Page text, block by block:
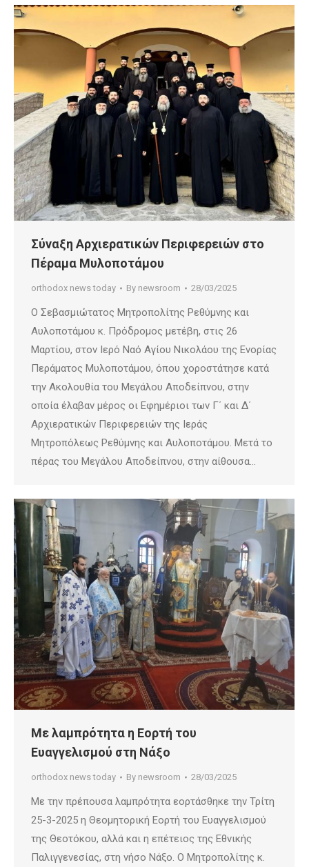
Σύναξη Αρχιερατικών Περιφερειών στο
Πέραμα Μυλοποτάμου
orthodox news today By newsroom 28/03/2025
Ο Σεβασμιώτατος Μητροπολίτης Ρεθύμνης και
Αυλοποτάμου κ. Πρόδρομος μετέβη, στις 26
Μαρτίου, στον Ιερό Ναό Αγίου Νικολάου της Ενορίας
Περάματος Μυλοποτάμου, όπου χοροστάτησε κατά
την Ακολουθία του Μεγάλου Αποδείπνου, στην
οποία έλαβαν μέρος οι Εφημέριοι των Γ΄ και Δ΄
Αρχιερατικών Περιφερειών της Ιεράς
Μητροπόλεως Ρεθύμνης και Αυλοποτάμου. Μετά το
πέρας του Μεγάλου Αποδείπνου, στην αίθουσα…
Με λαμπρότητα η Εορτή του
Ευαγγελισμού στη Νάξο
orthodox news today By newsroom 28/03/2025
Με την πρέπουσα λαμπρότητα εορτάσθηκε την Τρίτη
25-3-2025 η Θεομητορική Εορτή του Ευαγγελισμού
της Θεοτόκου, αλλά και η επέτειος της Εθνικής
Παλιγγενεσίας, στη νήσο Νάξο. Ο Μητροπολίτης κ.